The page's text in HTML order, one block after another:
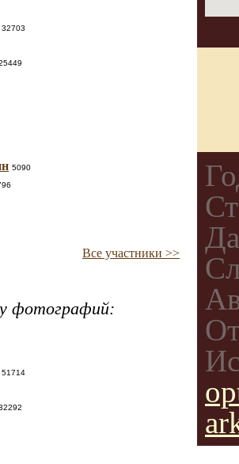
32703
5090
Все участники >>
фотографий:
51714